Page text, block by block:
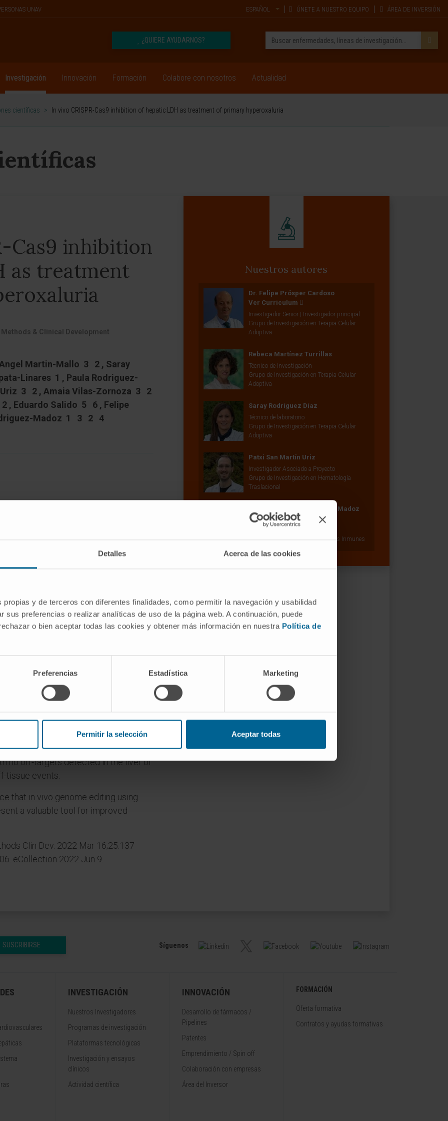
Detalles Acerca de las cookies
propias y de terceros con diferentes finalidades, como permitir la navegación y usabilidad
sus preferencias o realizar analíticas de uso de la página web. A continuación, puede
o bien aceptar todas las cookies y obtener más información en nuestra Política de
Preferencias Estadística Marketing
Permitir la selección Aceptar todas
UNAV ESPAÑOL ÚNETE A NUESTRO EQUIPO ÁREA DE INVERSIÓN
¿QUIERE AYUDARNOS?
Investigación Innovación Formación Colabore con nosotros Actualidad
científicas > In vivo CRISPR-Cas9 inhibition of hepatic LDH as treatment of primary hyperoxaluria
Cas9 inhibition
as treatment
& Clinical Development
Martin-Mallo 3 2 , Saray
Linares 1 , Paula Rodriguez-
3 2 , Amaia Vilas-Zornoza 3 2
, Eduardo Salido 5 6 , Felipe
Madoz 1 3 2 4
CRISPR-Cas9 systems, have
of innovative therapeutic
as primary hyperoxalurias
inhibition of glycolate oxidase
a promising therapeutic option for
the efficacy of liver-specific
a key enzyme responsible for
strategy would not be limited to PH1,
inhibition of LDH that resulted
the liver of PH1 and PH3 mice after
expressing the CRISPR-Cas9
levels and kidney damage
analysis revealed that this
no off-targets detected in the liver of
tissue events.
that in vivo genome editing using
a valuable tool for improved
Clin Dev. 2022 Mar 16;25:137-
eCollection 2022 Jun 9.
Nuestros autores
Dr. Felipe Prósper Cardoso
Ver Curriculum
Investigador Senior | Investigador principal
Grupo de Investigación en Terapia Celular
Adoptiva
Rebeca Martínez Turrillas
Técnico de Investigación
Grupo de Investigación en Terapia Celular
Adoptiva
Saray Rodríguez Díaz
Técnico de laboratorio
Grupo de Investigación en Terapia Celular
Adoptiva
Patxi San Martín Uriz
Investigador Asociado a Proyecto
Grupo de Investigación en Hematología
Traslacional
Dr. Juan Roberto Rodríguez Madoz
Ver Curriculum
Grupo de Investigación en Terapias Inmunes
SUSCRIBIRSE Síguenos
INVESTIGACIÓN
Nuestros Investigadores
Programas de investigación
Plataformas tecnológicas
Investigación y ensayos
clínicos
Actividad científica
INNOVACIÓN
Desarrollo de fármacos /
Pipelines
Patentes
Emprendimiento / Spin off
Colaboración con empresas
Área del Inversor
FORMACIÓN
Oferta formativa
Contratos y ayudas formativas